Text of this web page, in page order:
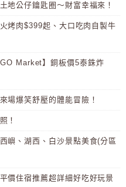
地公仔鑰匙圈～財富幸福來！
烤肉$399起、大口吃肉自製牛
Market】銅板價5泰銖炸
場爆笑舒壓的體能冒險！
！
嶼、湖西、白沙景點美食(分區
價住宿推薦超詳細好吃好玩景